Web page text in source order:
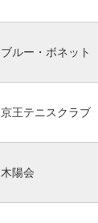
ブルー・ボネット
京王テニスクラブ
木陽会